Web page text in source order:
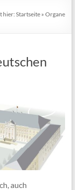
hier:Startseite »Organe
auch